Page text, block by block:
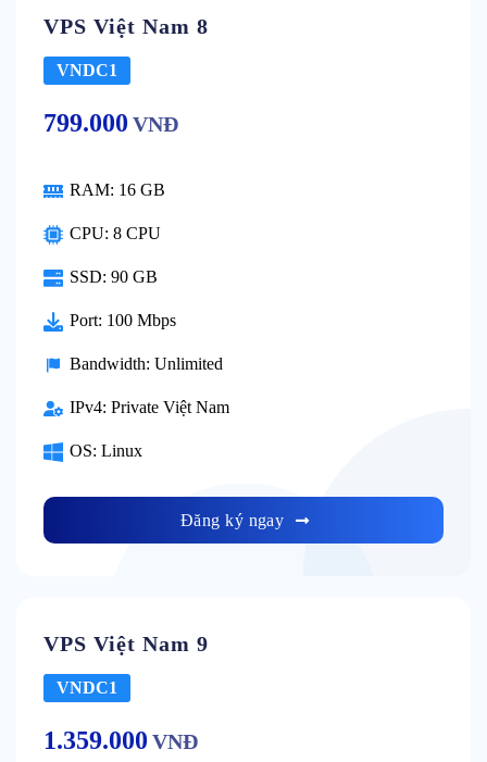
VPS Việt Nam 8
VNDC1
799.000 VNĐ
RAM: 16 GB
CPU: 8 CPU
SSD: 90 GB
Port: 100 Mbps
Bandwidth: Unlimited
IPv4: Private Việt Nam
OS: Linux
Đăng ký ngay
VPS Việt Nam 9
VNDC1
1.359.000 VNĐ